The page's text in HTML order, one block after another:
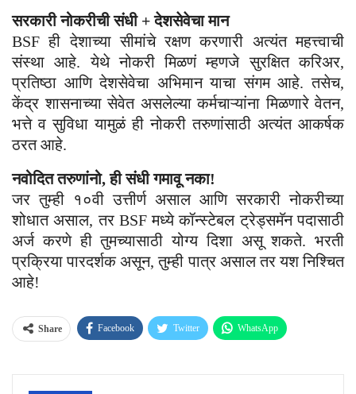
सरकारी नोकरीची संधी + देशसेवेचा मान
BSF ही देशाच्या सीमांचे रक्षण करणारी अत्यंत महत्त्वाची
संस्था आहे. येथे नोकरी मिळणं म्हणजे सुरक्षित करिअर,
प्रतिष्ठा आणि देशसेवेचा अभिमान याचा संगम आहे. तसेच,
केंद्र शासनाच्या सेवेत असलेल्या कर्मचाऱ्यांना मिळणारे वेतन,
भत्ते व सुविधा यामुळं ही नोकरी तरुणांसाठी अत्यंत आकर्षक
ठरत आहे.
नवोदित तरुणांनो, ही संधी गमावू नका!
जर तुम्ही १०वी उत्तीर्ण असाल आणि सरकारी नोकरीच्या
शोधात असाल, तर BSF मध्ये कॉन्स्टेबल ट्रेड्समॅन पदासाठी
अर्ज करणे ही तुमच्यासाठी योग्य दिशा असू शकते. भरती
प्रक्रिया पारदर्शक असून, तुम्ही पात्र असाल तर यश निश्चित
आहे!
Share Facebook Twitter WhatsApp